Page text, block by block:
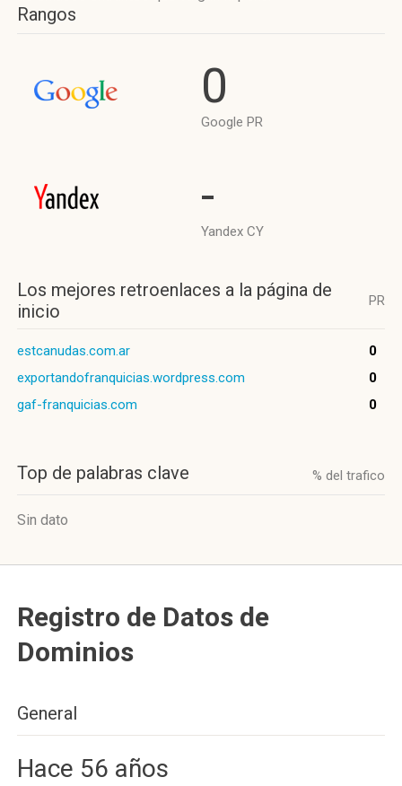
Rangos
0
Google PR
-
Yandex CY
Los mejores retroenlaces a la página de
inicio
PR
estcanudas.com.ar
0
exportandofranquicias.wordpress.com
0
gaf-franquicias.com
0
Top de palabras clave % del trafico
Sin dato
Registro de Datos de
Dominios
General
Hace 56 años